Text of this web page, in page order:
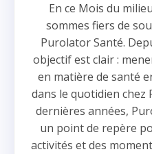
En ce Mois du
sommes fiers de
Purolator Santé.
objectif est clair :
en matière de santé
dans le quotidien chez
dernières années,
un point de repère
activités et des